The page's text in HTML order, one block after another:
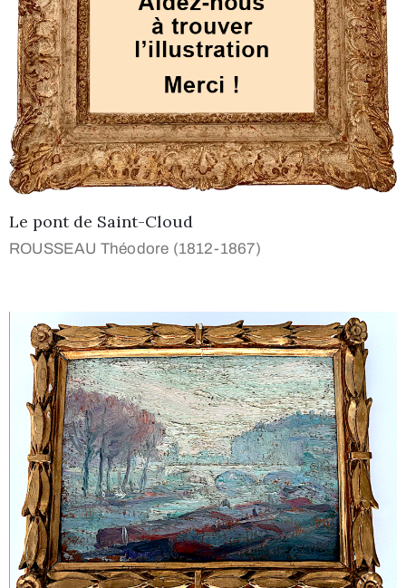
Le pont de Saint-Cloud
ROUSSEAU Théodore (1812-1867)